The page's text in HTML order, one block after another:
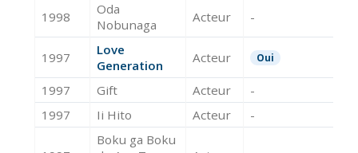
1998
Oda
Nobunaga
Acteur -
1997
Love
Generation
Acteur Oui
1997 Gift Acteur
-
1997
Ii Hito Acteur -
Boku ga Boku